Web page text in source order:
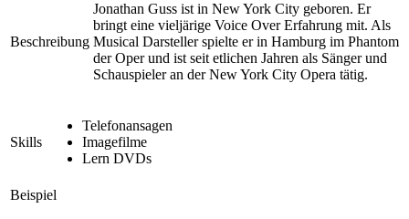
Beschreibung
Jonathan Guss ist in New York City geboren. Er
bringt eine vieljärige Voice Over Erfahrung mit. Als
Musical Darsteller spielte er in Hamburg im Phantom
der Oper und ist seit etlichen Jahren als Sänger und
Schauspieler an der New York City Opera tätig.
Skills
Telefonansagen
Imagefilme
Lern DVDs
Beispiel